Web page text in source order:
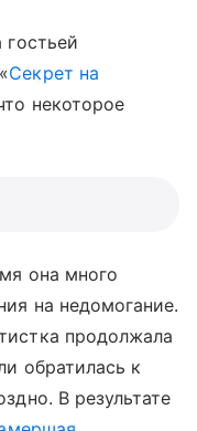
гостьей
Секрет на
некоторое
она много
на недомогание.
продолжала
обратилась к
В результате